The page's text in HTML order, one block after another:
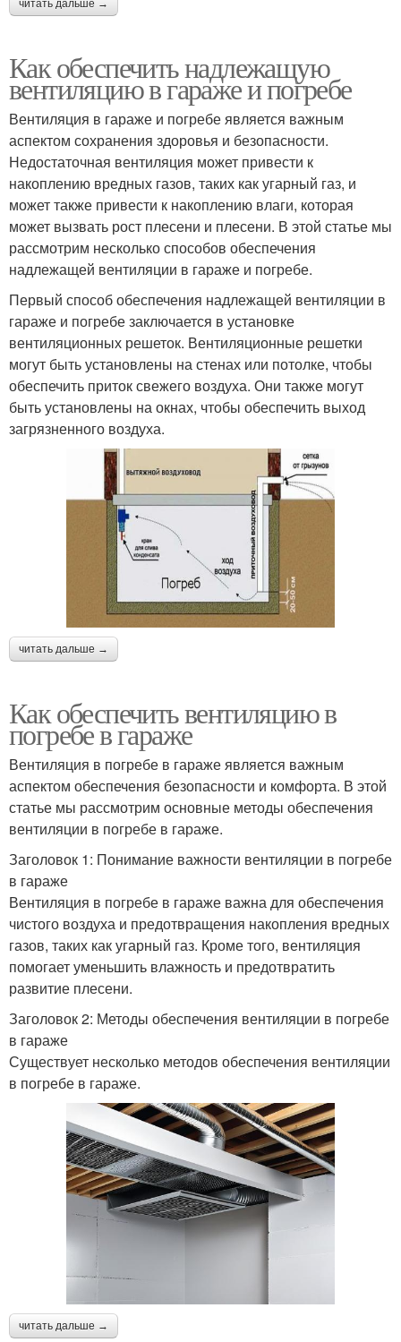
читать дальше →
Как обеспечить надлежащую
вентиляцию в гараже и погребе
Вентиляция в гараже и погребе является важным
аспектом сохранения здоровья и безопасности.
Недостаточная вентиляция может привести к
накоплению вредных газов, таких как угарный газ, и
может также привести к накоплению влаги, которая
может вызвать рост плесени и плесени. В этой статье мы
рассмотрим несколько способов обеспечения
надлежащей вентиляции в гараже и погребе.
Первый способ обеспечения надлежащей вентиляции в
гараже и погребе заключается в установке
вентиляционных решеток. Вентиляционные решетки
могут быть установлены на стенах или потолке, чтобы
обеспечить приток свежего воздуха. Они также могут
быть установлены на окнах, чтобы обеспечить выход
загрязненного воздуха.
читать дальше →
Как обеспечить вентиляцию в
погребе в гараже
Вентиляция в погребе в гараже является важным
аспектом обеспечения безопасности и комфорта. В этой
статье мы рассмотрим основные методы обеспечения
вентиляции в погребе в гараже.
Заголовок 1: Понимание важности вентиляции в погребе
в гараже
Вентиляция в погребе в гараже важна для обеспечения
чистого воздуха и предотвращения накопления вредных
газов, таких как угарный газ. Кроме того, вентиляция
помогает уменьшить влажность и предотвратить
развитие плесени.
Заголовок 2: Методы обеспечения вентиляции в погребе
в гараже
Существует несколько методов обеспечения вентиляции
в погребе в гараже.
читать дальше →